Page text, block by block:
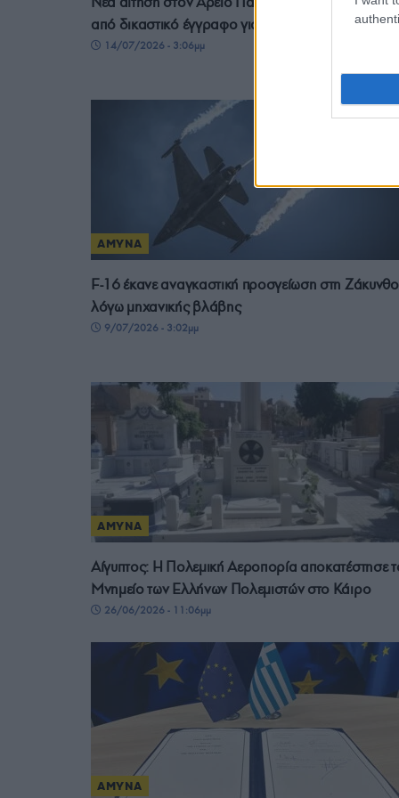
από δικαστικό έγγραφο για τον Ταλ Ντίλιαν
14/07/2026 - 3:06μμ
ΑΜΥΝΑ
F-16 έκανε αναγκαστική προσγείωση στη Ζάκυνθο
λόγω μηχανικής βλάβης
9/07/2026 - 3:02μμ
ΑΜΥΝΑ
Αίγυπτος: Η Πολεμική Αεροπορία αποκατέστησε
Μνημείο των Ελλήνων Πολεμιστών στο Κάιρο
26/06/2026 - 11:06μμ
ΑΜΥΝΑ